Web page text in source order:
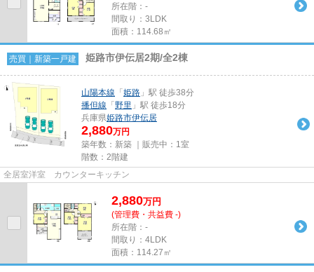
所在階：-
間取り：3LDK
面積：114.68㎡
売買｜新築一戸建 姫路市伊伝居2期/全2棟
山陽本線 「 姫路 」駅 徒歩38分
播但線 「 野里 」駅 徒歩18分
兵庫県姫路市伊伝居
2,880万円
築年数：新築 ｜販売中： 1室
階数：2階建
全居室洋室 カウンターキッチン
2,880万円
(管理費・共益費 -)
所在階：-
間取り：4LDK
面積：114.27㎡